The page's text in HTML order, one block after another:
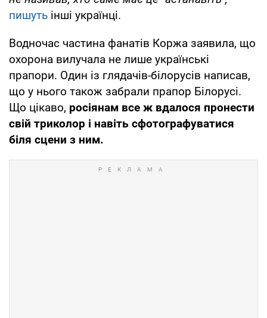
пишуть інші українці.
Водночас частина фанатів Коржа заявила, що
охорона вилучала не лише українські
прапори. Один із глядачів-білорусів написав,
що у нього також забрали прапор Білорусі.
Що цікаво, росіянам все ж вдалося пронести
свій триколор і навіть сфотографуватися
біля сцени з ним.